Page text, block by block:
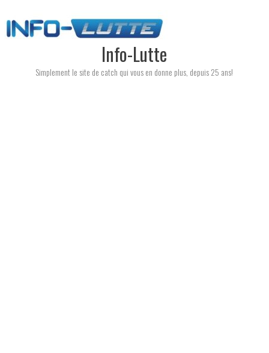
to
content
Info-Lutte
Simplement le site de catch qui vous en donne plus, depuis 25 ans!